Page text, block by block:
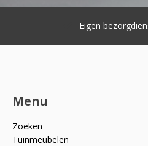
Eigen
Menu
Zoeken
Tuinmeubelen